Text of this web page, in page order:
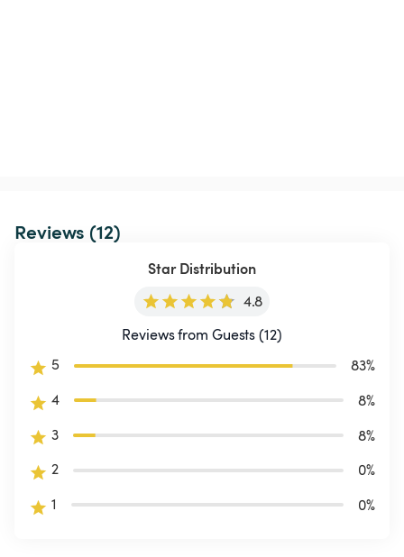
Reviews (12)
Star Distribution
4.8
Reviews from Guests (12)
5
83%
4
8%
3
8%
2
0%
1
0%